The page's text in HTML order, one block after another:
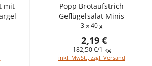
mit
Popp Brotaufstrich
Geflügelsalat Minis
3 x 40 g
2,19 €
182,50 €/1 kg
inkl. MwSt., zzgl. Versand